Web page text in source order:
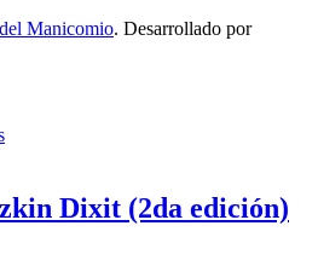
Manicomio. Desarrollado por
Dixit (2da edición)